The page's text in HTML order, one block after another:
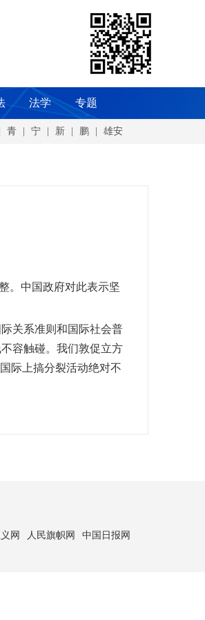
法学 专题
青 宁 新 鹏 雄安
。中国政府对此表示坚
关系准则和国际社会普
容触碰。我们敦促立方
际上搞分裂活动绝对不
网 人民旗帜网
中国日报网